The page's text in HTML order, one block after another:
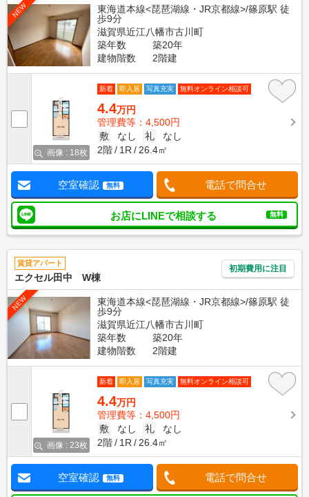
NEW
東海道本線<琵琶湖線・JR京都線>/篠原駅 徒
歩9分
滋賀県近江八幡市古川町
築年数
築20年
建物階数
2階建
画像 : 18枚
新着 即入居 写真充実 無料オンライン相談可
4.4万円
管理費等：4,500円
敷
なし 礼
なし
2階
1R 26.4㎡
空室確認 無料 電話で問合せ
お店にLINEで相談する 無料
賃貸アパート
エクセル田中 W棟
初期費用に注目
NEW
東海道本線<琵琶湖線・JR京都線>/篠原駅 徒
歩9分
滋賀県近江八幡市古川町
築年数
築20年
建物階数
2階建
画像 : 23枚
新着 即入居 写真充実 無料オンライン相談可
4.4万円
管理費等：4,500円
敷
なし 礼
なし
2階
1R 26.4㎡
空室確認 無料 電話で問合せ